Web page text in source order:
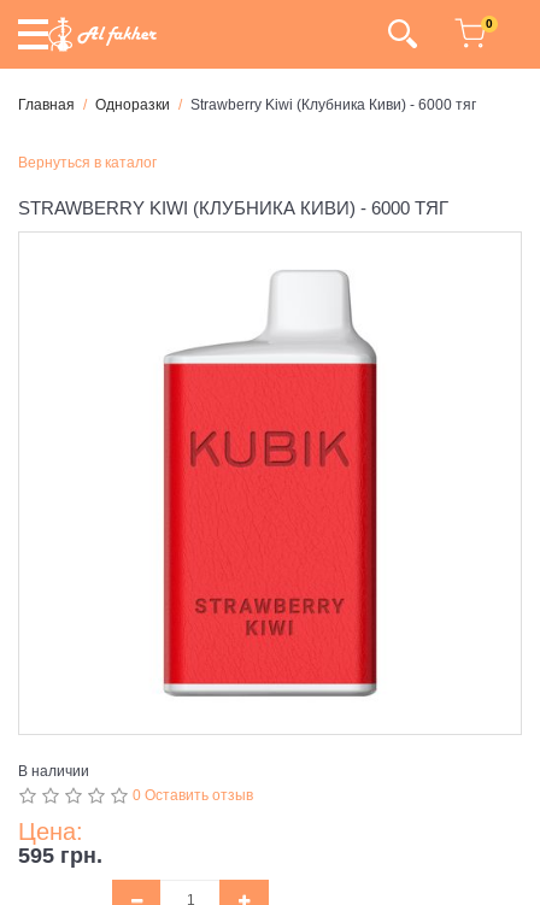
0
Главная Одноразки Strawberry Kiwi (Клубника Киви) - 6000 тяг
Вернуться в каталог
STRAWBERRY KIWI (КЛУБНИКА КИВИ) - 6000 ТЯГ
В наличии
0 Оставить отзыв
Цена:
595 грн.